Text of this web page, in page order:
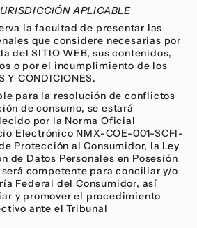
APLICABLE
la facultad de presentar las
que considere necesarias por
del SITIO WEB, sus contenidos,
o por el incumplimiento de los
Y CONDICIONES.
para la resolución de conflictos
de consumo, se estará
por la Norma Oficial
Electrónico NMX-COE-001-SCFI-
Protección al Consumidor, la Ley
de Datos Personales en Posesión
competente para conciliar y/o
Federal del Consumidor, así
y promover el procedimiento
ante el Tribunal